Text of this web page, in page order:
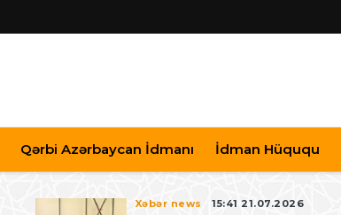
Qərbi Azərbaycan İdmanı İdman Hüququ
Xəbər news 15:41 21.07.2026